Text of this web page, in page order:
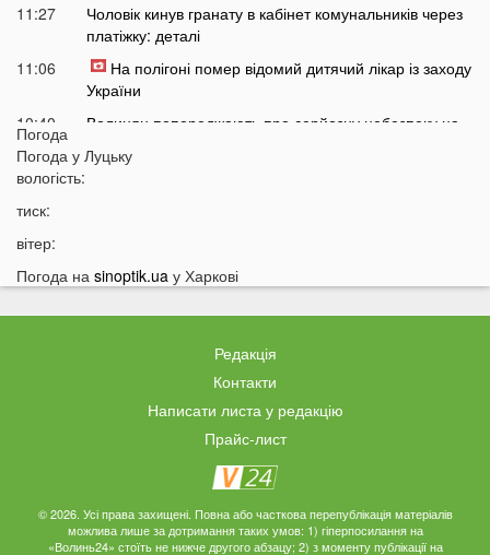
11:27
Чоловік кинув гранату в кабінет комунальників через
платіжку: деталі
11:06
На полігоні помер відомий дитячий лікар із заходу
України
10:40
Волинян попереджають про серйозну небезпеку на
10:15
На Луцьк насувається гроза
Біля Луцька негода наробила біди: волиняни
публікують наслідки у мережі
Астрологи назвали знаки Зодіаку, для яких серпень
Врожай під загрозою: як врятувати город від
аномальної спеки
19:15
Українців закликали зробити запаси цих товарів:
Погода
Погода у Луцьку
вологість:
тиск:
вітер:
Погода на sinoptik.ua у Харкові
Редакція
Контакти
Написати листа у редакцію
Прайс-лист
© 2026. Усі права захищені. Повна або часткова перепублікація матеріалів
можлива лише за дотримання таких умов: 1) гіперпосилання на
«Волинь24» стоїть не нижче другого абзацу; 2) з моменту публікації на